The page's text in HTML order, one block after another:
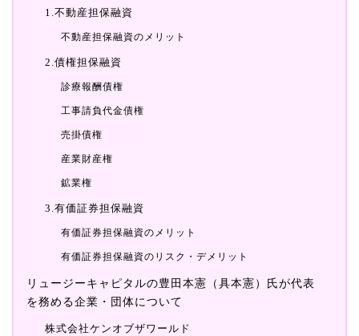
1.不動産担保融資
不動産担保融資のメリット
2.債権担保融資
診療報酬債権
工事請負代金債権
売掛債権
産業財産権
鉱業権
3.有価証券担保融資
有価証券担保融資のメリット
有価証券担保融資のリスク・デメリット
リュージーキャピタルの豊田本憲（具本憲）氏が代表
を務める企業・団体について
株式会社ケンオブザワールド